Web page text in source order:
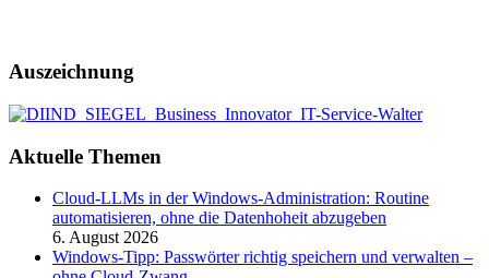
Auszeichnung
Aktuelle Themen
Cloud-LLMs in der Windows-Administration: Routine
automatisieren, ohne die Datenhoheit abzugeben
6. August 2026
Windows-Tipp: Passwörter richtig speichern und verwalten –